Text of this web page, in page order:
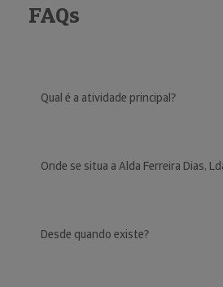
FAQs
Qual é a atividade principal?
Onde se situa a Alda Ferreira Dias,
Desde quando existe?